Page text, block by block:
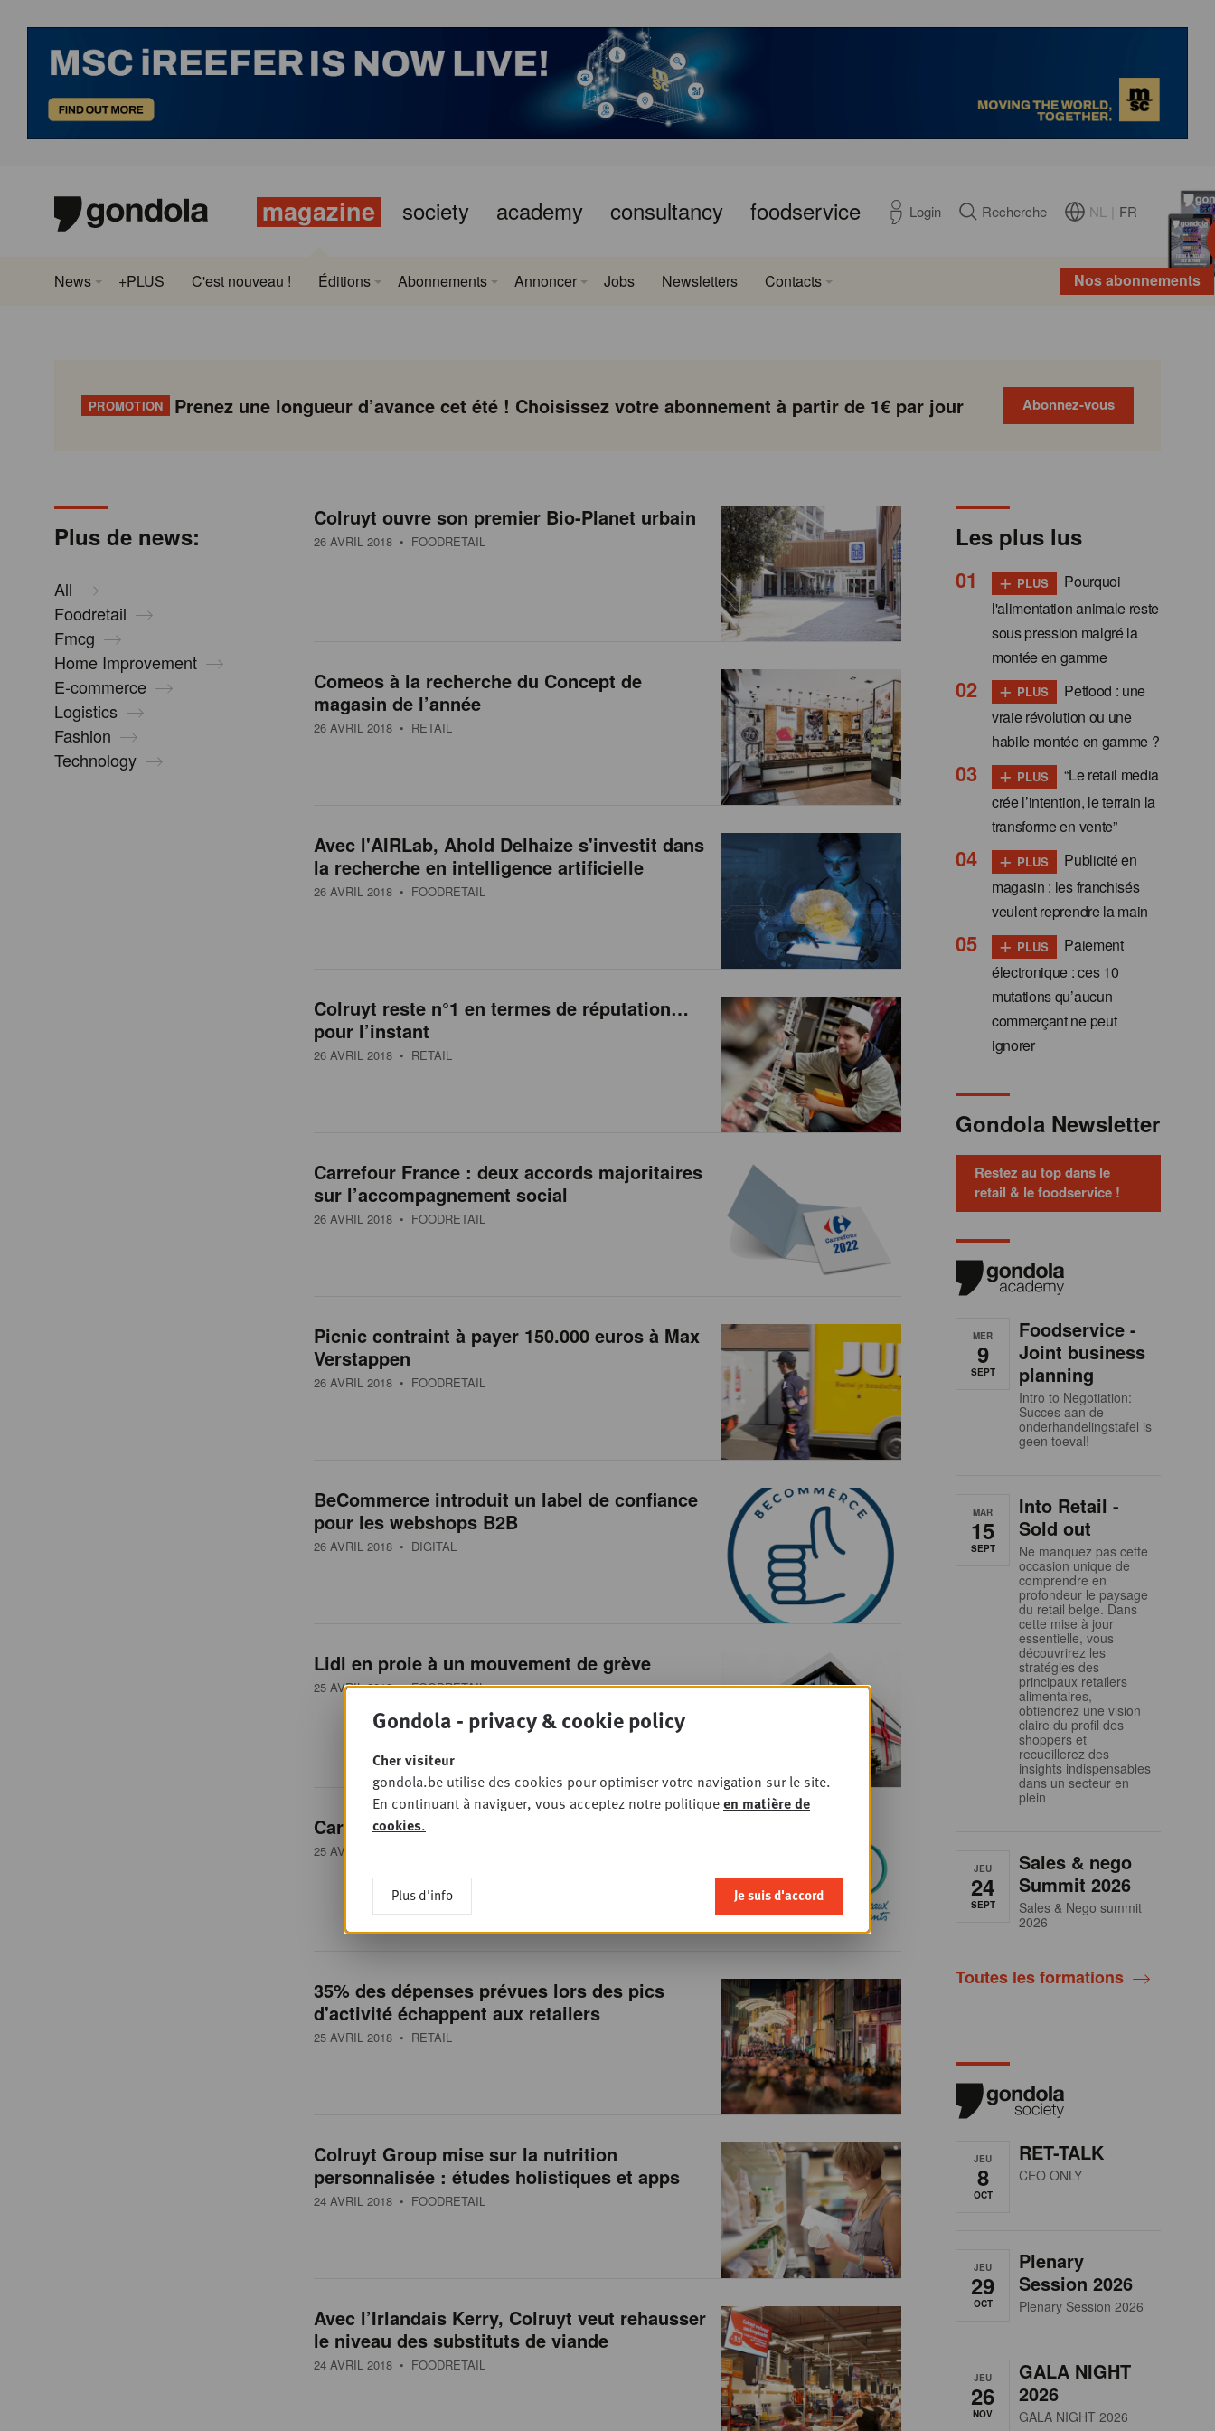
magazine society academy consultancy foodservice Login Recherche NL FR
Nos abonnements
News +PLUS C'est nouveau ! Éditions Abonnements Annoncer Jobs Newsletters Contacts
PROMOTION Prenez une longueur d’avance cet été ! Choisissez votre abonnement à partir de 1€ par jour Abonnez-vous
Plus de news:
All
Foodretail
Fmcg
Home Improvement
E-commerce
Logistics
Fashion
Technology
Colruyt ouvre son premier Bio-Planet urbain
26 AVRIL 2018 • FOODRETAIL
Comeos à la recherche du Concept de
magasin de l’année
26 AVRIL 2018 • RETAIL
Avec l'AIRLab, Ahold Delhaize s'investit dans
la recherche en intelligence artificielle
26 AVRIL 2018 • FOODRETAIL
Colruyt reste n°1 en termes de réputation…
pour l’instant
26 AVRIL 2018 • RETAIL
Carrefour France : deux accords majoritaires
sur l’accompagnement social
26 AVRIL 2018 • FOODRETAIL
Picnic contraint à payer 150.000 euros à Max
Verstappen
26 AVRIL 2018 • FOODRETAIL
BeCommerce introduit un label de confiance
pour les webshops B2B
26 AVRIL 2018 • DIGITAL
Lidl en proie à un mouvement de grève
25 AVRIL 2018• FOODRETAIL
Carrefour et Système U s'allient à l'achat
25 AVRIL 2018
35% des dépenses prévues lors des pics
d'activité échappent aux retailers
25 AVRIL 2018 • RETAIL
Colruyt Group mise sur la nutrition
personnalisée : études holistiques et apps
24 AVRIL 2018 • FOODRETAIL
Avec l’Irlandais Kerry, Colruyt veut rehausser
le niveau des substituts de viande
24 AVRIL 2018 • FOODRETAIL
P
a
i
o
n
Previous
page
Page
Page
Page
Page
Current
page
Page
Page
Page
Page
Next
page
Les plus lus
+ PLUS
Pourquoi
l'alimentation animale reste
sous pression malgré la
montée en gamme
+ PLUS
Petfood : une
vraie révolution ou une
habile montée en gamme ?
+ PLUS
“Le retail media
crée l’intention, le terrain la
transforme en vente”
+ PLUS
Publicité en
magasin : les franchisés
veulent reprendre la main
+ PLUS
Paiement
électronique : ces 10
mutations qu’aucun
commerçant ne peut
ignorer
Gondola Newsletter
Restez au top dans le
retail & le foodservice !
MER
9
SEPT
Foodservice -
Joint business
planning
Intro to Negotiation:
Succes aan de
onderhandelingstafel is
geen toeval!
MAR
15
SEPT
Into Retail -
Sold out
Ne manquez pas cette
occasion unique de
comprendre en
profondeur le paysage
du retail belge. Dans
cette mise à jour
essentielle, vous
découvrirez les
stratégies des
principaux retailers
alimentaires,
obtiendrez une vision
claire du profil des
shoppers et
recueillerez des
insights indispensables
dans un secteur en
plein
JEU
24
SEPT
Sales & nego
Summit 2026
Sales & Nego summit
2026
Toutes les formations
JEU
8
OCT
RET-TALK
CEO ONLY
JEU
29
OCT
Plenary
Session 2026
Plenary Session 2026
JEU
26
NOV
GALA NIGHT
2026
GALA NIGHT 2026
Gondola - privacy & cookie policy
Cher visiteur
gondola.be utilise des cookies pour optimiser votre navigation sur le site.
En continuant à naviguer, vous acceptez notre politiqueen matière de
cookies.
Plus d'info Je suis d'accord